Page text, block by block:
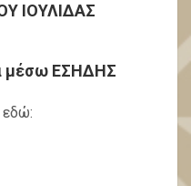
ΙΟΥΛΙΔΑΣ
μέσω ΕΣΗΔΗΣ
εδώ: